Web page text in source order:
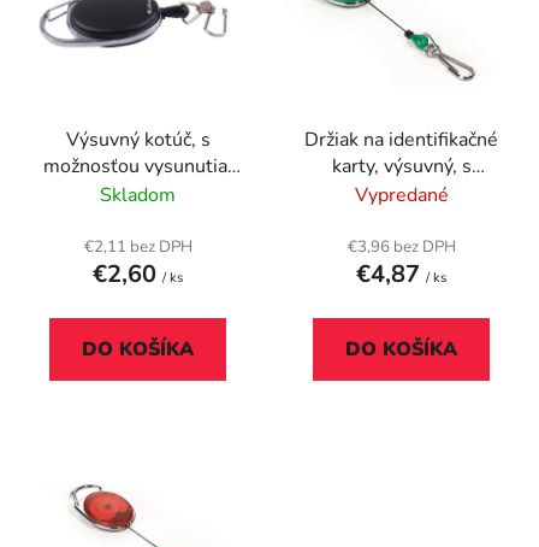
Výsuvný kotúč, s
možnosťou vysunutia,
so svorkou,VICTORIA
Skladom
€2,11 bez DPH
€2,60 / ks
DO KOŠÍKA
Držiak na identifikačné
karty, výsuvný, s
karabínou, DURABLE
Vypredané
€3,96 bez DPH
€4,87 / ks
DO KOŠÍKA